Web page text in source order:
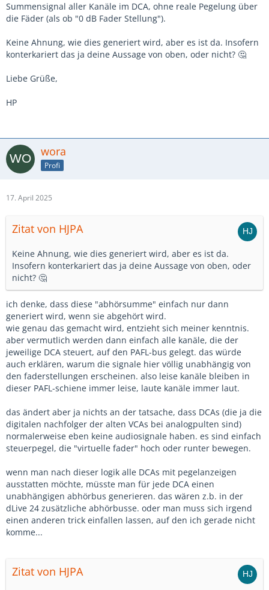
Summensignal aller Kanäle im DCA, ohne reale Pegelung über
die Fäder (als ob "0 dB Fader Stellung").
Keine Ahnung, wie dies generiert wird, aber es ist da. Insofern
konterkariert das ja deine Aussage von oben, oder nicht? 🤔
Liebe Grüße,
HP
wora
Profi
17. April 2025
Zitat von HJPA
Keine Ahnung, wie dies generiert wird, aber es ist da.
Insofern konterkariert das ja deine Aussage von oben, oder
nicht? 🤔
ich denke, dass diese "abhörsumme" einfach nur dann
generiert wird, wenn sie abgehört wird.
wie genau das gemacht wird, entzieht sich meiner kenntnis.
aber vermutlich werden dann einfach alle kanäle, die der
jeweilige DCA steuert, auf den PAFL-bus gelegt. das würde
auch erklären, warum die signale hier völlig unabhängig von
den faderstellungen erscheinen. also leise kanäle bleiben in
dieser PAFL-schiene immer leise, laute kanäle immer laut.
das ändert aber ja nichts an der tatsache, dass DCAs (die ja die
digitalen nachfolger der alten VCAs bei analogpulten sind)
normalerweise eben keine audiosignale haben. es sind einfach
steuerpegel, die "virtuelle fader" hoch oder runter bewegen.
wenn man nach dieser logik alle DCAs mit pegelanzeigen
ausstatten möchte, müsste man für jede DCA einen
unabhängigen abhörbus generieren. das wären z.b. in der
dLive 24 zusätzliche abhörbusse. oder man muss sich irgend
einen anderen trick einfallen lassen, auf den ich gerade nicht
komme...
Zitat von HJPA